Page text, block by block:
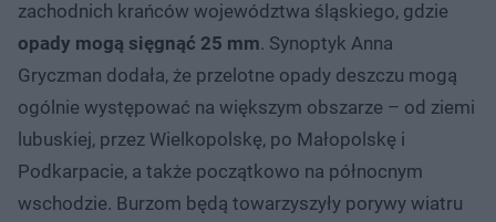
zachodnich krańców województwa śląskiego, gdzie
opady mogą sięgnąć 25 mm. Synoptyk Anna
Gryczman dodała, że przelotne opady deszczu mogą
ogólnie występować na większym obszarze – od ziemi
lubuskiej, przez Wielkopolskę, po Małopolskę i
Podkarpacie, a także początkowo na północnym
wschodzie. Burzom będą towarzyszyły porywy wiatru